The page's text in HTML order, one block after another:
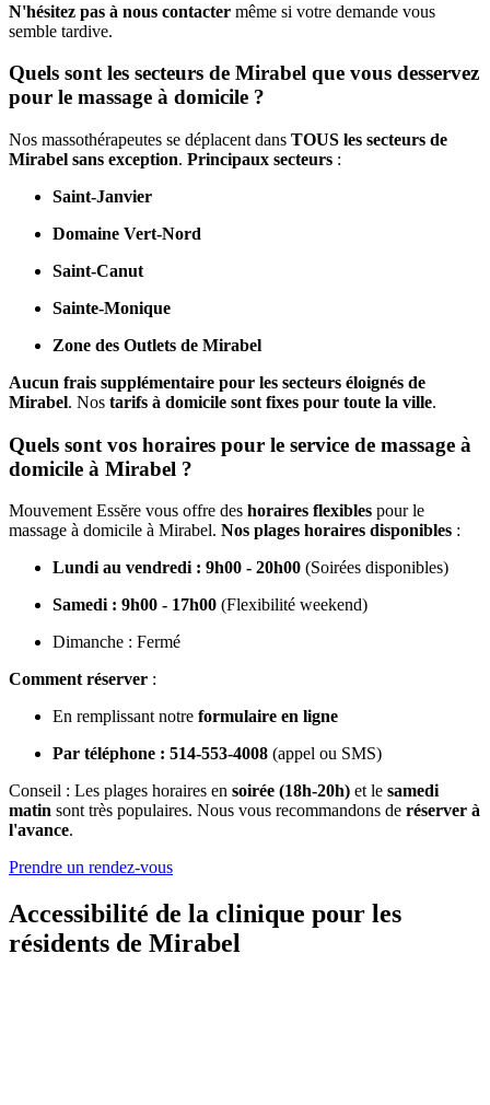
N'hésitez pas à nous contacter même si votre demande vous
semble tardive.
Quels sont les secteurs de Mirabel que vous desservez
pour le massage à domicile ?
Nos massothérapeutes se déplacent dans TOUS les secteurs de
Mirabel sans exception. Principaux secteurs :
Saint-Janvier
Domaine Vert-Nord
Saint-Canut
Sainte-Monique
Zone des Outlets de Mirabel
Aucun frais supplémentaire pour les secteurs éloignés de
Mirabel. Nos tarifs à domicile sont fixes pour toute la ville.
Quels sont vos horaires pour le service de massage à
domicile à Mirabel ?
Mouvement Essĕre vous offre des horaires flexibles pour le
massage à domicile à Mirabel. Nos plages horaires disponibles :
Lundi au vendredi : 9h00 - 20h00 (Soirées disponibles)
Samedi : 9h00 - 17h00 (Flexibilité weekend)
Dimanche : Fermé
Comment réserver :
En remplissant notre formulaire en ligne
Par téléphone : 514-553-4008 (appel ou SMS)
Conseil : Les plages horaires en soirée (18h-20h) et le samedi
matin sont très populaires. Nous vous recommandons de réserver à
l'avance.
Prendre un rendez-vous
Accessibilité de la clinique pour les
résidents de Mirabel